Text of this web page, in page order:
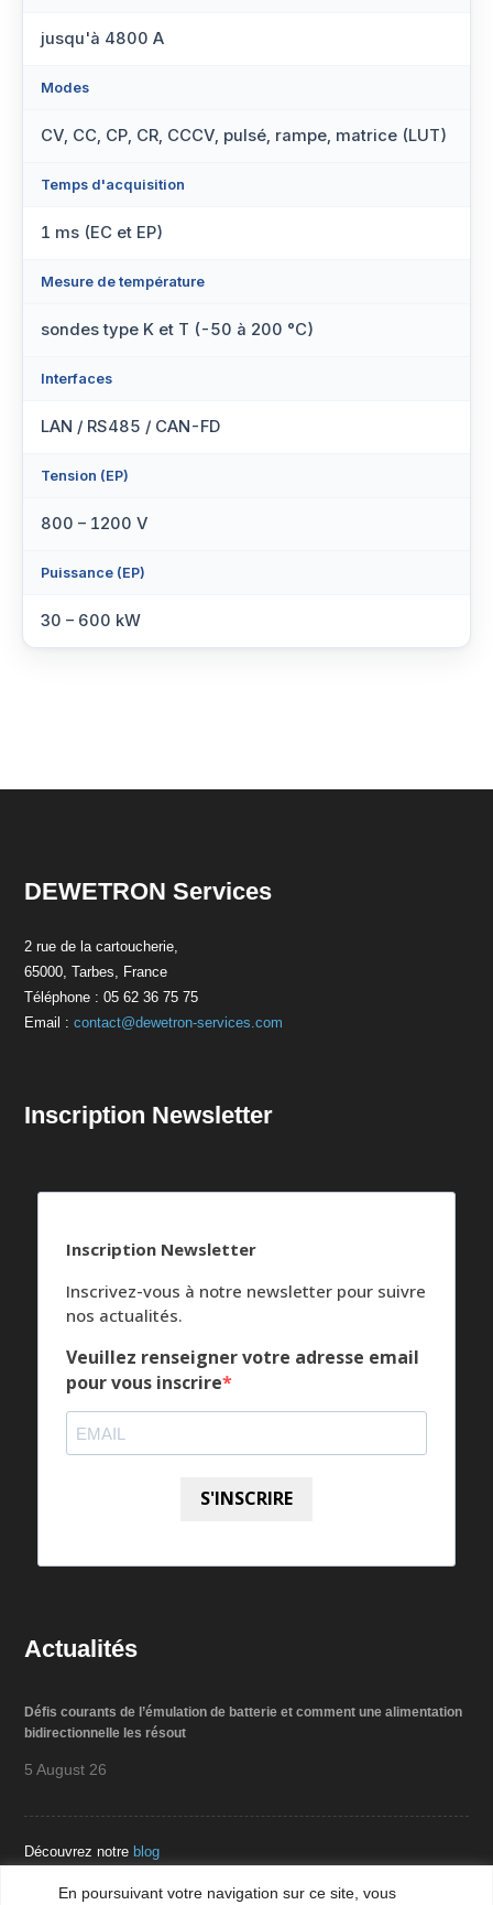
En poursuivant votre navigation sur ce site, vous
jusqu'à 4800 A
Modes
CV, CC, CP, CR, CCCV, pulsé, rampe, matrice (LUT)
Temps d'acquisition
1 ms (EC et EP)
Mesure de température
sondes type K et T (-50 à 200 °C)
Interfaces
LAN / RS485 / CAN-FD
Tension (EP)
800 – 1200 V
Puissance (EP)
30 – 600 kW
DEWETRON Services
2 rue de la cartoucherie,
65000, Tarbes, France
Téléphone : 05 62 36 75 75
Email :contact@dewetron-services.com
Inscription Newsletter
Inscription Newsletter
Inscrivez-vous à notre newsletter pour suivre
nos actualités.
Veuillez renseigner votre adresse email
pour vous inscrire
S'INSCRIRE
Actualités
Défis courants de l’émulation de batterie et comment une alimentation
bidirectionnelle les résout
5 August 26
Découvrez notreblog